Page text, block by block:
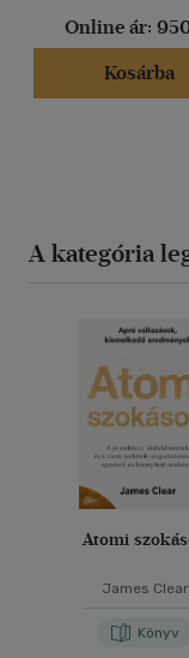
Online ár:
Kosárba
A kategória
Atomi
James Clear
Könyv